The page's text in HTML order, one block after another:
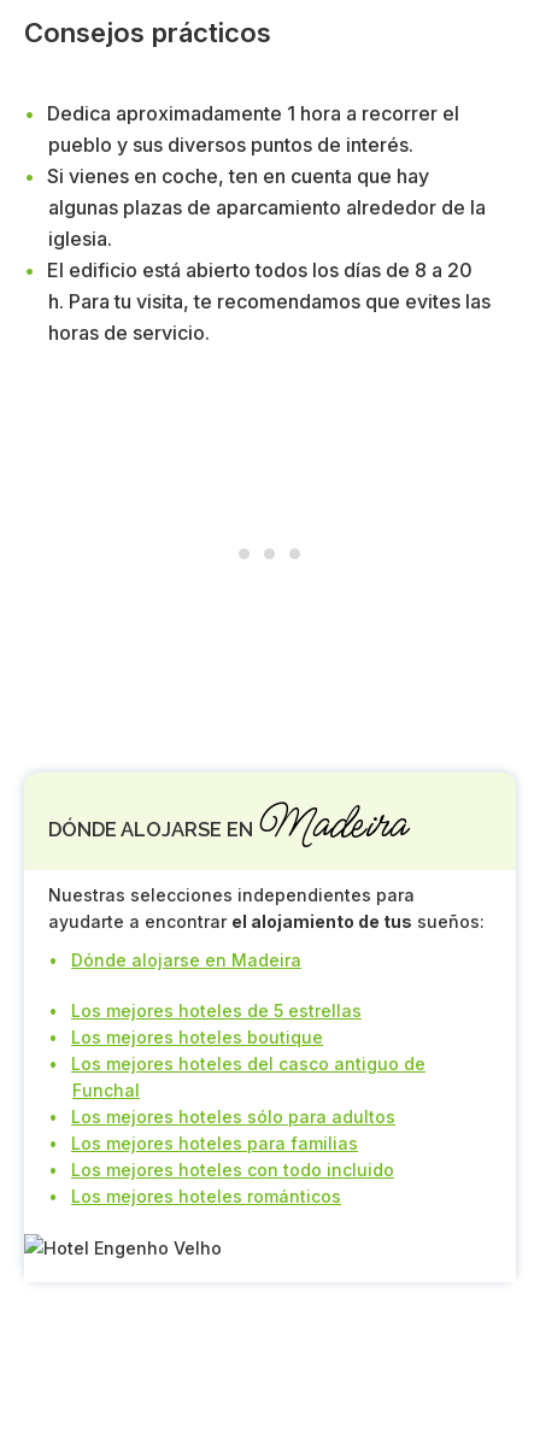
Consejos prácticos
Dedica aproximadamente 1 hora a recorrer el
pueblo y sus diversos puntos de interés.
Si vienes en coche, ten en cuenta que hay
algunas plazas de aparcamiento alrededor de la
iglesia.
El edificio está abierto todos los días de 8 a 20
h. Para tu visita, te recomendamos que evites las
horas de servicio.
DÓNDE ALOJARSE EN Madeira
Nuestras selecciones independientes para
ayudarte a encontrar el alojamiento de tus sueños:
Dónde alojarse en Madeira
Los mejores hoteles de 5 estrellas
Los mejores hoteles boutique
Los mejores hoteles del casco antiguo de
Funchal
Los mejores hoteles sólo para adultos
Los mejores hoteles para familias
Los mejores hoteles con todo incluido
Los mejores hoteles románticos